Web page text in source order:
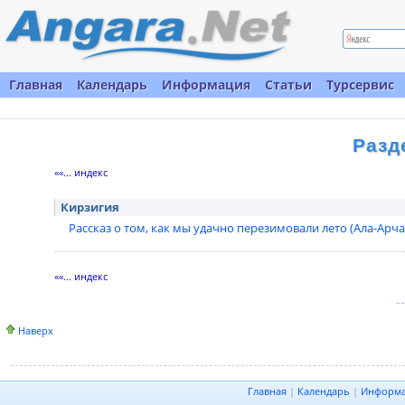
Главная Календарь Информация Статьи Турсервис
««... индекс
Кирзигия
Рассказ о том, как мы удачно перезимовали лето (Ала-
««... индекс
Наверх
Главная | Календарь |